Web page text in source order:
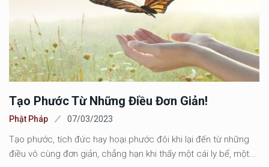
Tạo Phước Từ Những Điều Đơn Giản!
Phật Pháp 07/03/2023
Tạo phước, tích đức hay hoại phước đôi khi lại đến từ những
điều vô cùng đơn giản, chẳng hạn khi thấy một cái ly bể, một...